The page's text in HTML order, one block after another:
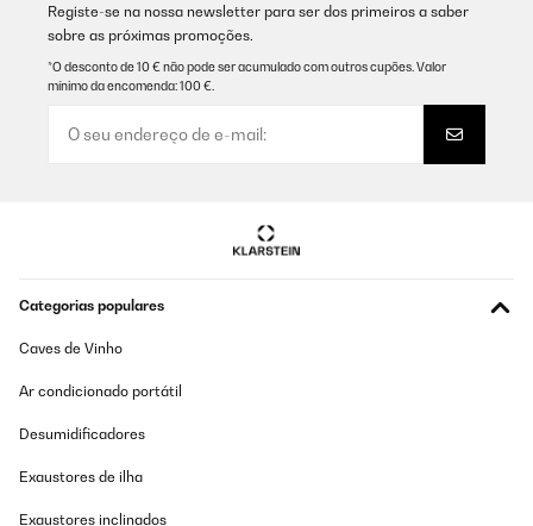
Registe-se na nossa newsletter para ser dos primeiros a saber
sobre as próximas promoções.
*O desconto de 10 € não pode ser acumulado com outros cupões. Valor
mínimo da encomenda: 100 €.
Categorias populares
Caves de Vinho
Ar condicionado portátil
Desumidificadores
Exaustores de ilha
Exaustores inclinados